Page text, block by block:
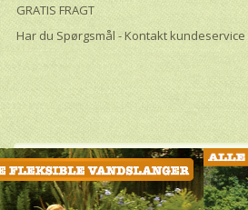
GRATIS FRAGT
Har du Spørgsmål - Kontakt kundeservice